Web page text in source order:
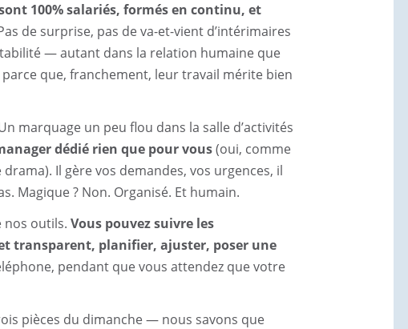
100% salariés, formés en continu, et
de surprise, pas de va-et-vient d’intérimaires
— autant dans la relation humaine que
que, franchement, leur travail mérite bien
marquage un peu flou dans la salle d’activités
dédié rien que pour vous(oui, comme
Il gère vos demandes, vos urgences, il
Magique ? Non. Organisé. Et humain.
nos outils. Vous pouvez suivre les
transparent, planifier, ajuster, poser une
pendant que vous attendez que votre
pièces du dimanche — nous savons que